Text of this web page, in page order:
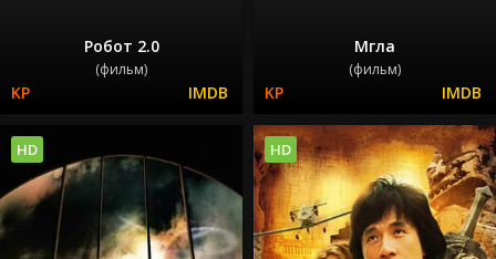
Робот 2.0
(фильм)
Мгла
(фильм)
HD HD